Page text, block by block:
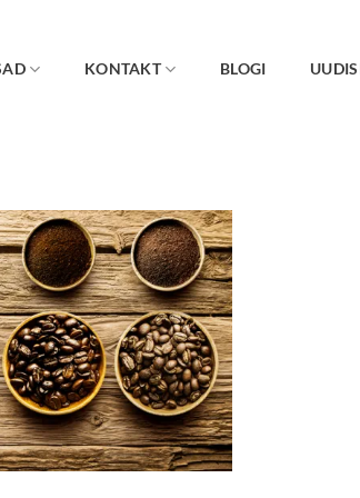
KONTAKT BLOGI